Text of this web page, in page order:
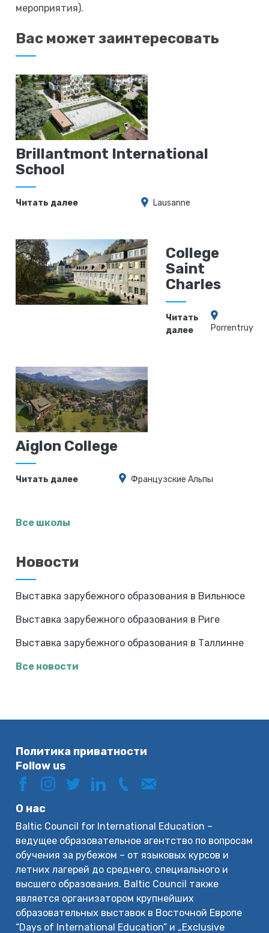
мероприятия).
Вас может заинтересовать
Brillantmont International
School
Читать далее Lausanne
College
Saint
Charles
Читать
далее
Porrentruy
Aiglon College
Читать далее Французские Альпы
Все школы
Новости
Выставка зарубежного образования в Вильнюсе
Выставка зарубежного образования в Риге
Выставка зарубежного образования в Таллинне
Все новости
Политика приватности
Follow us
О нас
Baltic Council for International Education –
ведущее образовательное агентство по вопросам
обучения за рубежом – от языковых курсов и
летних лагерей до среднего, специального и
высшего образования. Baltic Council также
является организатором крупнейших
образовательных выставок в Восточной Европе
“Days of International Education” и „Exclusive